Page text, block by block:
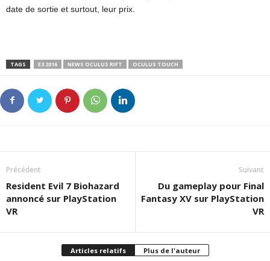
date de sortie et surtout, leur prix.
TAGS E3 2016 NEWS OCULUS RIFT OCULUS TOUCH
Précédent
Resident Evil 7 Biohazard
annoncé sur PlayStation
VR
Suivant
Du gameplay pour Final
Fantasy XV sur PlayStation
VR
Articles relatifs Plus de l'auteur